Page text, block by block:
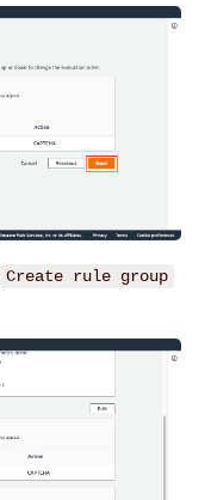
Create rule group